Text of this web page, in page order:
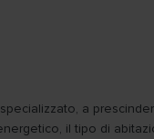
a
il tipo di